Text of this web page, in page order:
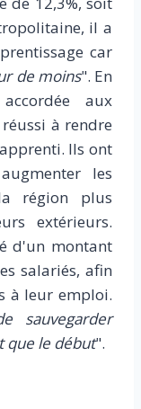
il a
car
de moins". En
aux
à rendre
Ils ont
les
région plus
extérieurs.
d'un montant
salariés, afin
à leur emploi.
sauvegarder
que le début".